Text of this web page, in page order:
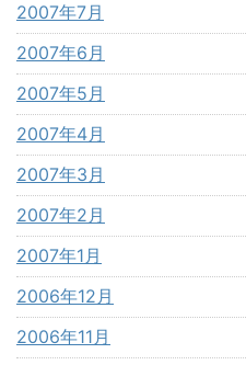
2007年7月
2007年6月
2007年5月
2007年4月
2007年3月
2007年2月
2007年1月
2006年12月
2006年11月